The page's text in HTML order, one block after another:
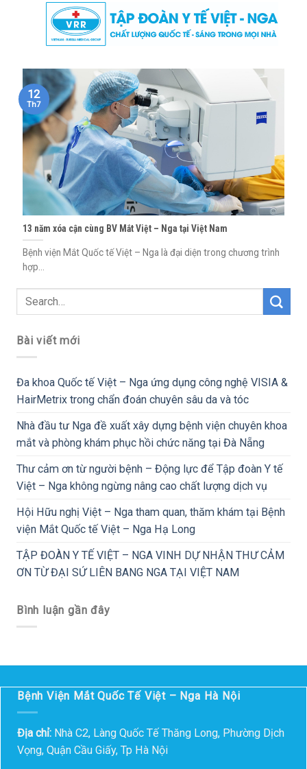
13 năm xóa cận cùng BV Mắt Việt – Nga tại Việt Nam
Bệnh viện Mắt Quốc tế Việt – Nga là đại diện trong chương trình
hợp...
12
Th7
Bài viết mới
Đa khoa Quốc tế Việt – Nga ứng dụng công nghệ VISIA &
HairMetrix trong chẩn đoán chuyên sâu da và tóc
Nhà đầu tư Nga đề xuất xây dựng bệnh viện chuyên khoa
mắt và phòng khám phục hồi chức năng tại Đà Nẵng
Thư cảm ơn từ người bệnh – Động lực để Tập đoàn Y tế
Việt – Nga không ngừng nâng cao chất lượng dịch vụ
Hội Hữu nghị Việt – Nga tham quan, thăm khám tại Bệnh
viện Mắt Quốc tế Việt – Nga Hạ Long
TẬP ĐOÀN Y TẾ VIỆT – NGA VINH DỰ NHẬN THƯ CẢM
ƠN TỪ ĐẠI SỨ LIÊN BANG NGA TẠI VIỆT NAM
Bình luận gần đây
Bệnh Viện Mắt Quốc Tế Việt – Nga Hà Nội
Địa chỉ: Nhà C2, Làng Quốc Tế Thăng Long, Phường Dịch
Vọng, Quận Cầu Giấy, Tp Hà Nội